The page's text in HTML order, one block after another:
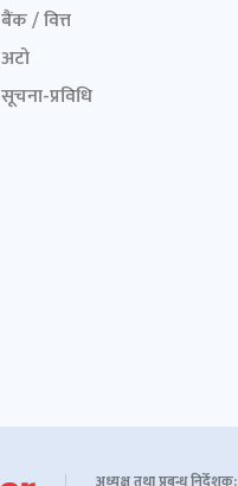
बैंक / वित्त
अटो
सूचना-प्रविधि
अध्यक्ष तथा प्रबन्ध निर्देशक: